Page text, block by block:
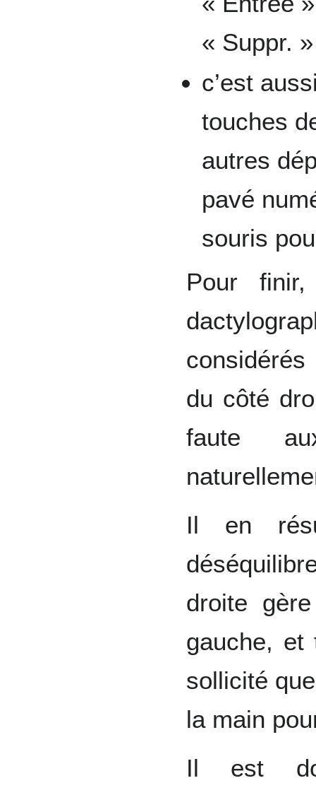
« Suppr.
c’est
touches
autres
pavé
souris
Pour
du côté
faute
Il en
droite
gauche,
sollicité
la main
Il est